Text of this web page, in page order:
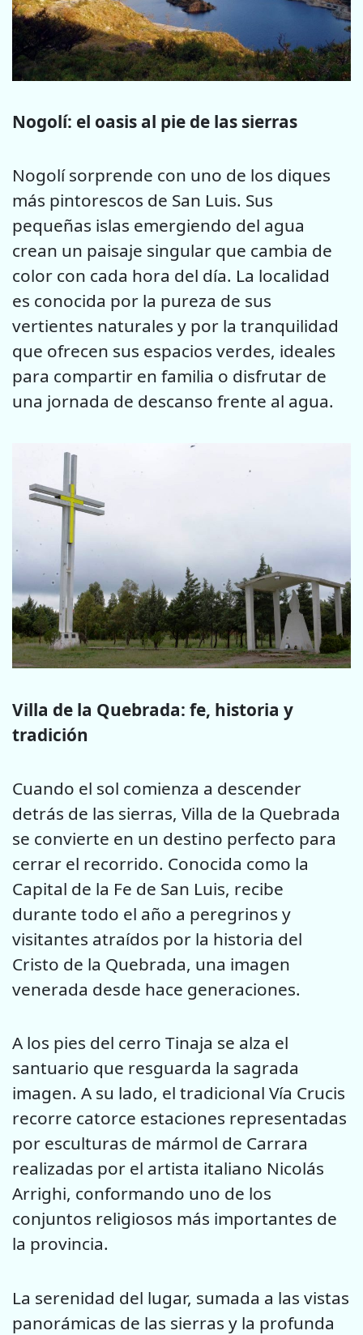
Nogolí: el oasis al pie de las sierras
Nogolí sorprende con uno de los diques
más pintorescos de San Luis. Sus
pequeñas islas emergiendo del agua
crean un paisaje singular que cambia de
color con cada hora del día. La localidad
es conocida por la pureza de sus
vertientes naturales y por la tranquilidad
que ofrecen sus espacios verdes, ideales
para compartir en familia o disfrutar de
una jornada de descanso frente al agua.
Villa de la Quebrada: fe, historia y
tradición
Cuando el sol comienza a descender
detrás de las sierras, Villa de la Quebrada
se convierte en un destino perfecto para
cerrar el recorrido. Conocida como la
Capital de la Fe de San Luis, recibe
durante todo el año a peregrinos y
visitantes atraídos por la historia del
Cristo de la Quebrada, una imagen
venerada desde hace generaciones.
A los pies del cerro Tinaja se alza el
santuario que resguarda la sagrada
imagen. A su lado, el tradicional Vía Crucis
recorre catorce estaciones representadas
por esculturas de mármol de Carrara
realizadas por el artista italiano Nicolás
Arrighi, conformando uno de los
conjuntos religiosos más importantes de
la provincia.
La serenidad del lugar, sumada a las vistas
panorámicas de las sierras y la profunda